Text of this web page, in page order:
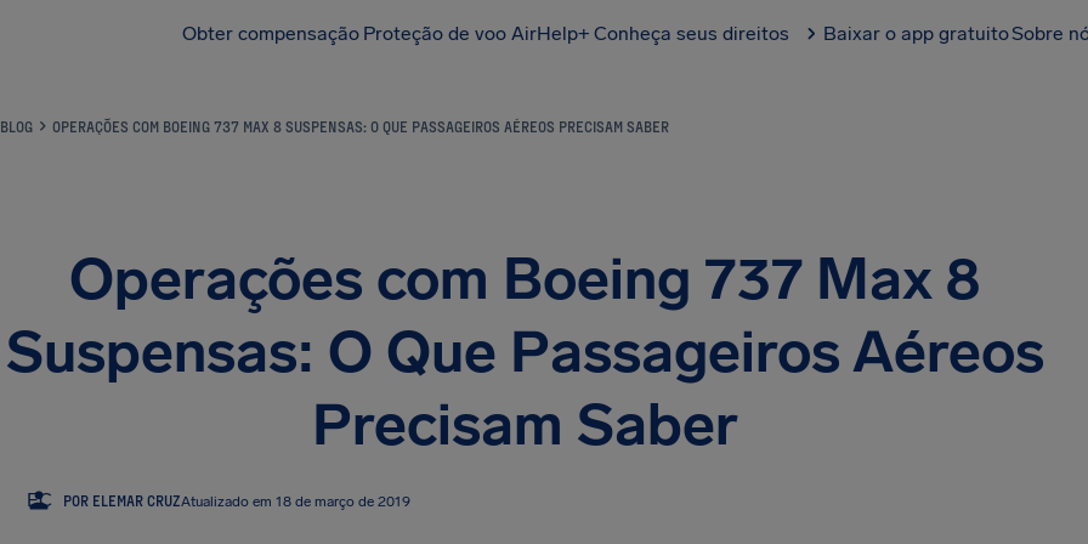
Obter compensação Proteção de voo AirHelp+ Conheça seus direitos Baixar o app gratuitoSobre
BLOG OPERAÇÕES COM BOEING 737 MAX 8 SUSPENSAS: O QUE PASSAGEIROS AÉREOS PRECISAM SABER
Operações com Boeing 737 Max 8
Suspensas: O Que Passageiros Aéreos
Precisam Saber
EC POR ELEMAR CRUZAtualizado em 18 de março de 2019